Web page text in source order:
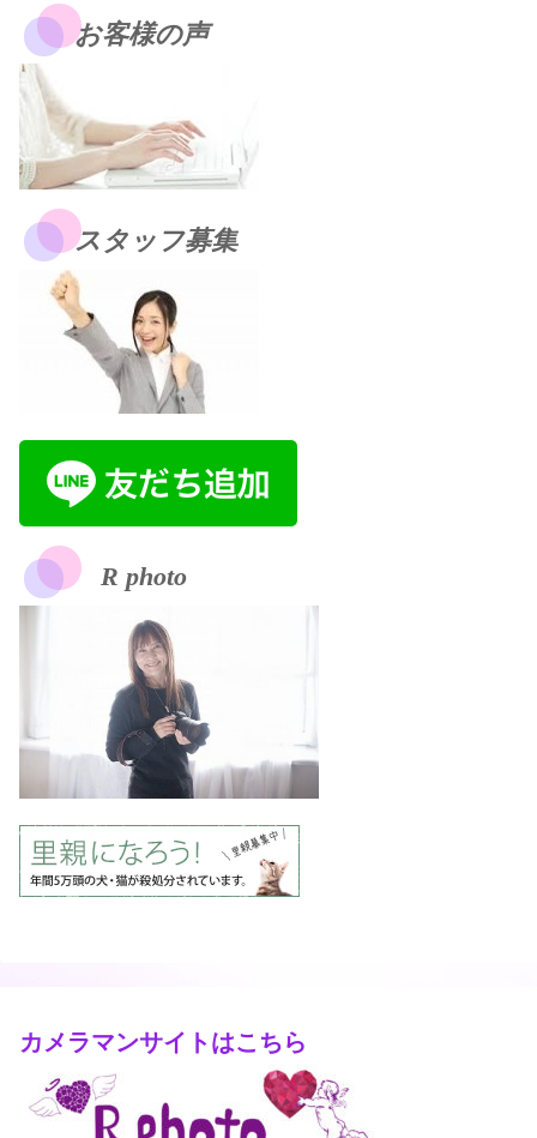
お客様の声
スタッフ募集
R photo
カメラマンサイトはこちら